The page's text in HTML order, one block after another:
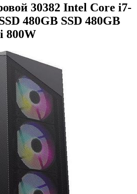
30382 Intel Core i7-
480GB SSD 480GB
800W